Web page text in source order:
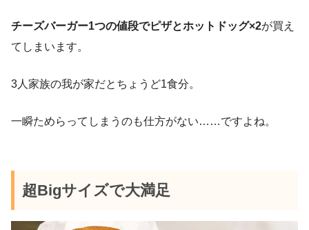
チーズバーガー1つの値段でピザとホットドッグ×2が買え
てしまいます。
3人家族の我が家だとちょうど1食分。
一瞬ためらってしまうのも仕方がない……ですよね。
超Bigサイズで大満足